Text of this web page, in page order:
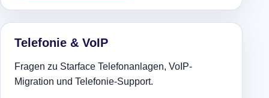
Telefonie & VoIP
Fragen zu Starface Telefonanlagen, VoIP-
Migration und Telefonie-Support.